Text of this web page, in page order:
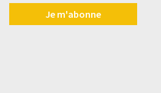
Je m'abonne